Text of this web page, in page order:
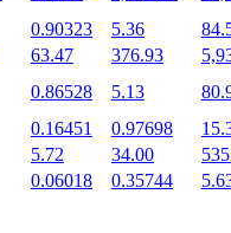
0.90323 5.36
63.47 376.93
0.86528 5.13
0.16451 0.97698
5.72 34.00
0.06018 0.35744